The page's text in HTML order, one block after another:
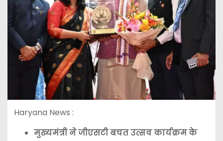
Haryana News :
मुख्यमंत्री ने जीएसटी बचत उत्सव कार्यक्रम के